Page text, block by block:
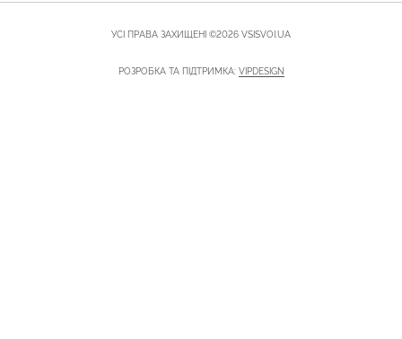
УСІ ПРАВА ЗАХИЩЕНІ ©2026 VSISVOI.UA
РОЗРОБКА ТА ПІДТРИМКА: VIPDESIGN